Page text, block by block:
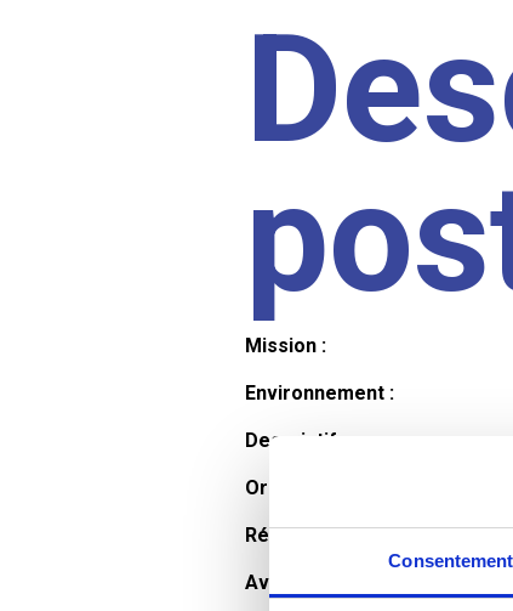
Consentement
Mission :
Environnement :
Descriptif :
Organisation et horaires :
Rémunération :
Avantages :